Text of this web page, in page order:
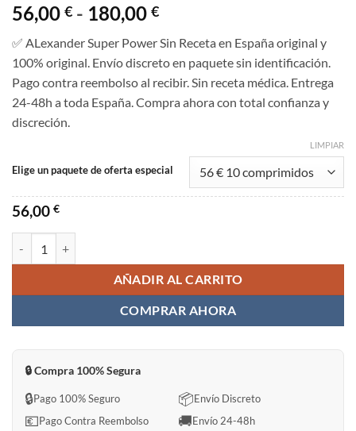
56,00 € - 180,00 €Rango
precios:
desde
56,00 €
hasta
✅ ALexander Super Power Sin Receta en España original y
100% original. Envío discreto en paquete sin identificación.
Pago contra reembolso al recibir. Sin receta médica. Entrega
24-48h a toda España. Compra ahora con total confianza y
discreción.
Elige un paquete de oferta especial
LIMPIAR
56,00 €
AÑADIR AL CARRITO
COMPRAR AHORA
🔒 Compra 100% Segura
🔒Pago 100% Seguro 📦Envío Discreto
💶Pago Contra Reembolso 🚚Envío 24-48h